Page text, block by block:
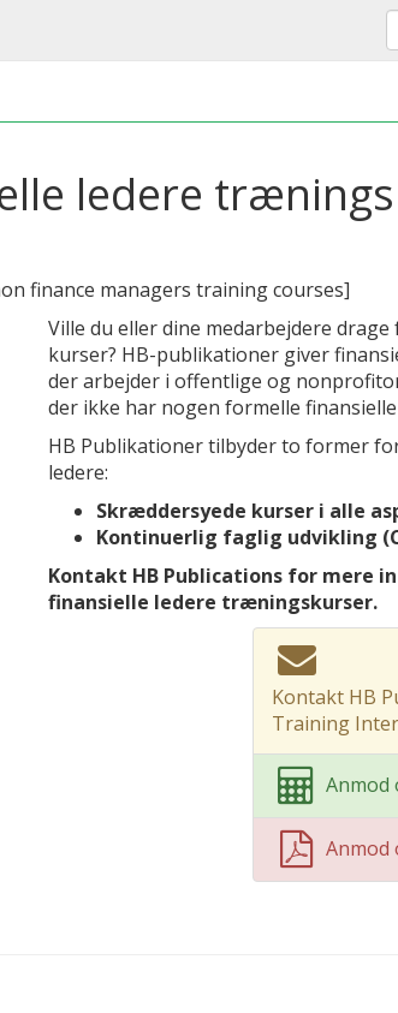
ledere
finance managers training courses]
Ville du eller dine medarbejdere
kurser? HB-publikationer giver
der arbejder i offentlige og
der ikke har nogen formelle
HB Publikationer tilbyder to former
ledere:
Skræddersyede kurser i alle
Kontinuerlig faglig udvikling
Kontakt HB Publications for mere
finansielle ledere træningskurser.
Kontakt HB
Training
Anmod
Anmod